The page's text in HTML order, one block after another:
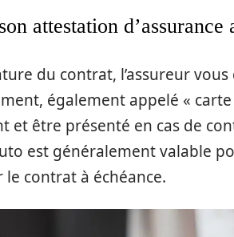
attestation d’assurance
du contrat, l’assureur
également appelé «
et être présenté en cas de
est généralement valable
contrat à échéance.